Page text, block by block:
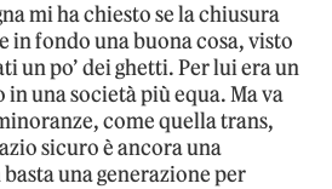
mi ha chiesto se la chiusura
in fondo una buona cosa, visto
un po’ dei ghetti. Per lui era un
in una società più equa. Ma va
come quella trans,
sicuro è ancora una
una generazione per